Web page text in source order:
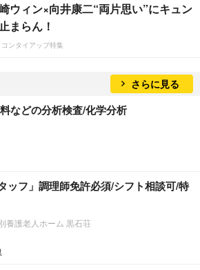
ウィン×向井康二“両片思い”にキュン
まらん！
コンタイアップ特集
さらに見る
などの分析検査/化学分析
ッフ」調理師免許必須/シフト相談可/特
養護老人ホーム 黒石荘